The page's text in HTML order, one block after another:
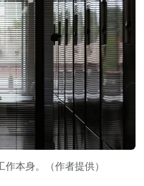
本身。（作者提供）